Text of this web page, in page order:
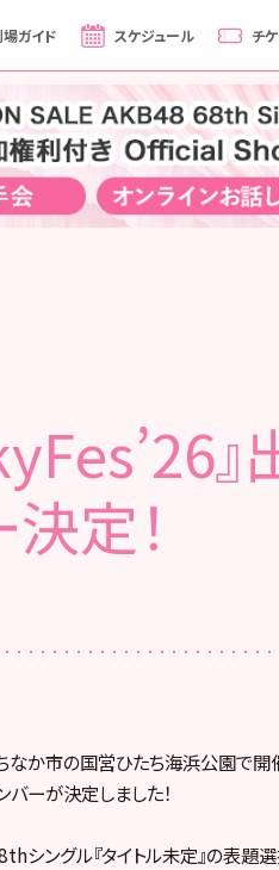
ガイド スケジュール チ
定！
か市の国営ひたち海浜公園で開
ーが決定しました！
ングル『タイトル未定』の表題